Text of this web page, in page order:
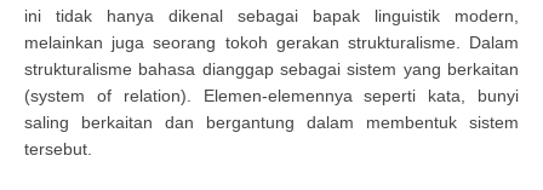
ini tidak hanya dikenal sebagai bapak linguistik modern,
melainkan juga seorang tokoh gerakan strukturalisme. Dalam
strukturalisme bahasa dianggap sebagai sistem yang berkaitan
(system of relation). Elemen-elemennya seperti kata, bunyi
saling berkaitan dan bergantung dalam membentuk sistem
tersebut.